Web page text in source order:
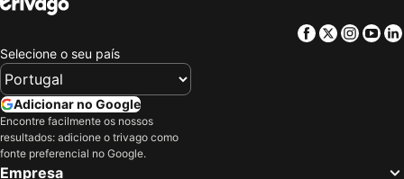
Nagoya Station
Port of Tokyo
Ginza Metro Station
Gotemba Premium Outlets
Akihabara Metro Station
Hakone Yumoto hot spring
Facebook
Twitter
Selecione o seu país
Adicionar no Google
Encontre facilmente os nossos
resultados: adicione o trivago como
fonte preferencial no Google.
Empresa